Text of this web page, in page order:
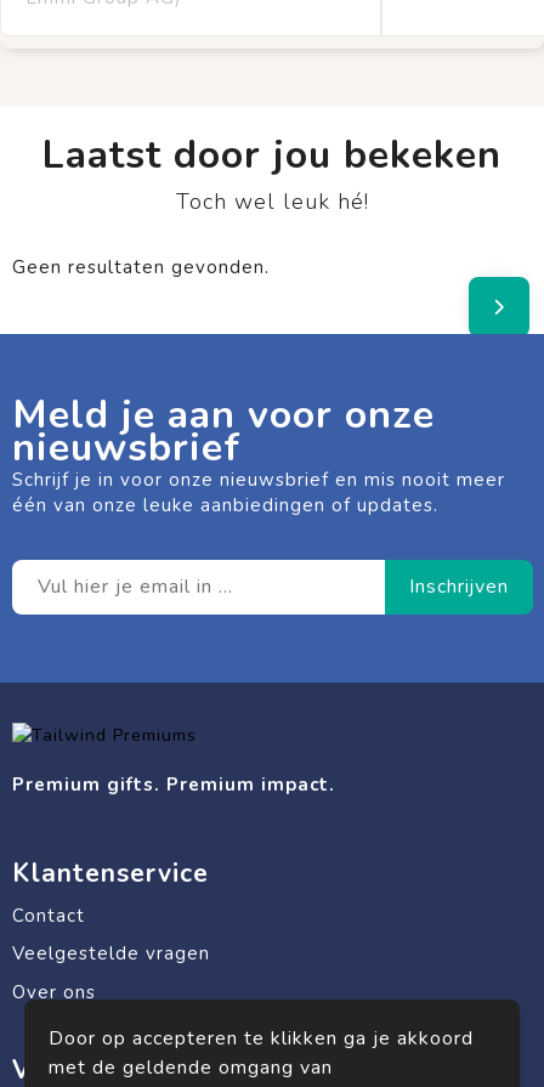
Laatst door jou bekeken
Toch wel leuk hé!
Geen resultaten gevonden.
Meld je aan voor onze
nieuwsbrief
Schrijf je in voor onze nieuwsbrief en mis nooit meer
één van onze leuke aanbiedingen of updates.
Premium gifts. Premium impact.
Klantenservice
Contact
Veelgestelde vragen
Over ons
Veilig winkelen
Door op accepteren te klikken ga je akkoord
met de geldende omgang van